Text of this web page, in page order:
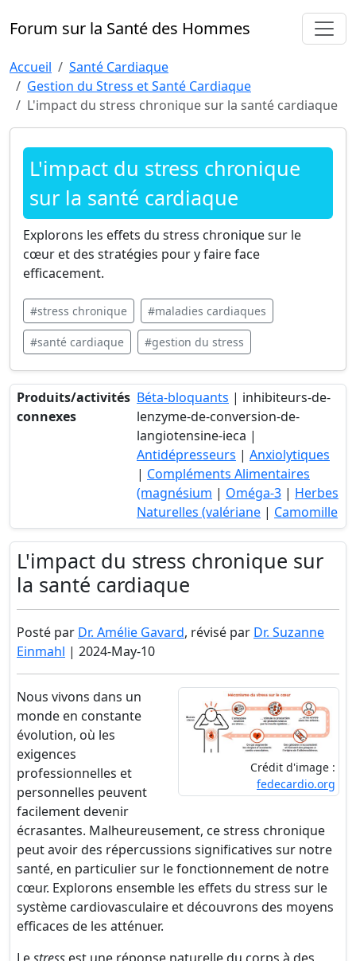
Forum sur la Santé des Hommes
Accueil
Santé Cardiaque
Gestion du Stress et Santé Cardiaque
L'impact du stress chronique sur la santé cardiaque
L'impact du stress chronique
sur la santé cardiaque
Explorons les effets du stress chronique sur le
cœur et des stratégies pour y faire face
efficacement.
#stress chronique #maladies cardiaques
#santé cardiaque #gestion du stress
Produits/activités
connexes
Béta-bloquants | inhibiteurs-de-
lenzyme-de-conversion-de-
langiotensine-ieca |
Antidépresseurs | Anxiolytiques
| Compléments Alimentaires
(magnésium | Oméga-3 | Herbes
Naturelles (valériane | Camomille
L'impact du stress chronique sur
la santé cardiaque
Posté par Dr. Amélie Gavard, révisé par Dr. Suzanne
Einmahl | 2024-May-10
Crédit d'image :
fedecardio.org
Nous vivons dans un
monde en constante
évolution, où les
exigences
professionnelles et
personnelles peuvent
facilement devenir
écrasantes. Malheureusement, ce stress chronique
peut avoir des répercussions significatives sur notre
santé, en particulier sur le fonctionnement de notre
cœur. Explorons ensemble les effets du stress sur le
système cardiovasculaire et découvrons des moyens
efficaces de les atténuer.